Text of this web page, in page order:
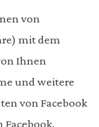
von
mit dem
Ihnen
und weitere
von Facebook